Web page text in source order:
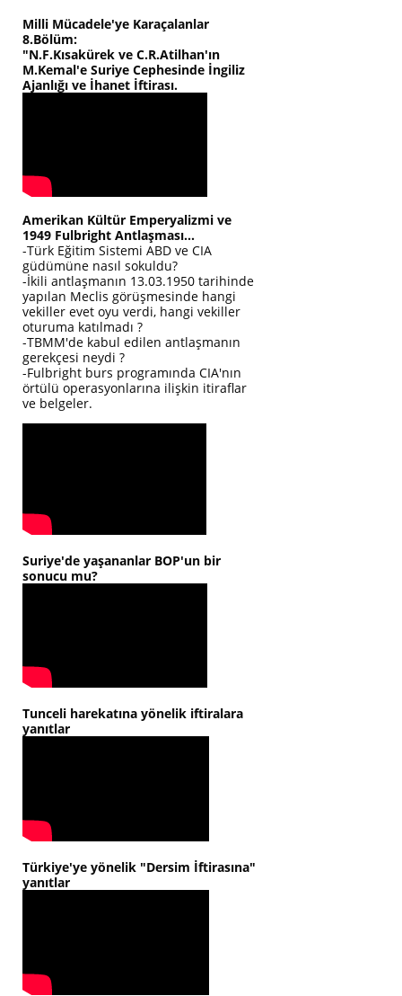
Milli Mücadele'ye Karaçalanlar
8.Bölüm:
"N.F.Kısakürek ve C.R.Atilhan'ın
M.Kemal'e Suriye Cephesinde İngiliz
Ajanlığı ve İhanet İftirası.
Amerikan Kültür Emperyalizmi ve
1949 Fulbright Antlaşması...
-Türk Eğitim Sistemi ABD ve CIA
güdümüne nasıl sokuldu?
-İkili antlaşmanın 13.03.1950 tarihinde
yapılan Meclis görüşmesinde hangi
vekiller evet oyu verdi, hangi vekiller
oturuma katılmadı ?
-TBMM'de kabul edilen antlaşmanın
gerekçesi neydi ?
-Fulbright burs programında CIA'nın
örtülü operasyonlarına ilişkin itiraflar
ve belgeler.
Suriye'de yaşananlar BOP'un bir
sonucu mu?
Tunceli harekatına yönelik iftiralara
yanıtlar
Türkiye'ye yönelik "Dersim İftirasına"
yanıtlar